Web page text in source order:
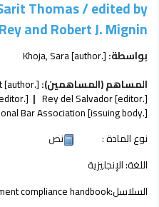
Thomas /edited by
and Robert J. Mignin.
بواسطة: Khoja, Sara[author.]
المساهم (المساهمين):[author.]
Rey del Salvador[editor.]
Bar Association[issuing body.]
نوع المادة :
نص
اللغة:الإنجليزية
السلاسل:compliance handbook